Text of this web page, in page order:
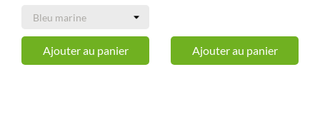
Ajouter au panier Ajouter au panier